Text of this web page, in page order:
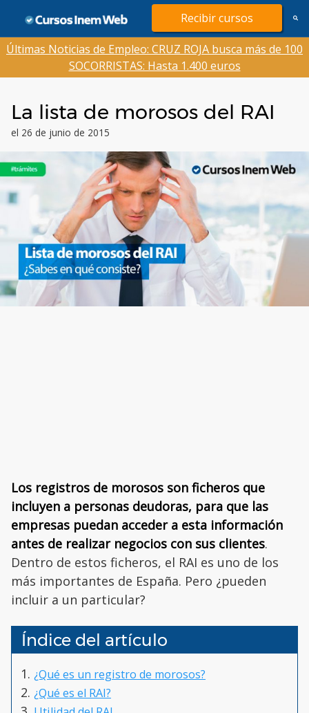
contenido
Recibir cursos
Últimas Noticias de Empleo: CRUZ ROJA busca más de 100
SOCORRISTAS: Hasta 1.400 euros
La lista de morosos del RAI
el 26 de junio de 2015
Los registros de morosos son ficheros que
incluyen a personas deudoras, para que las
empresas puedan acceder a esta información
antes de realizar negocios con sus clientes.
Dentro de estos ficheros, el RAI es uno de los
más importantes de España. Pero ¿pueden
incluir a un particular?
Índice del artículo
¿Qué es un registro de morosos?
¿Qué es el RAI?